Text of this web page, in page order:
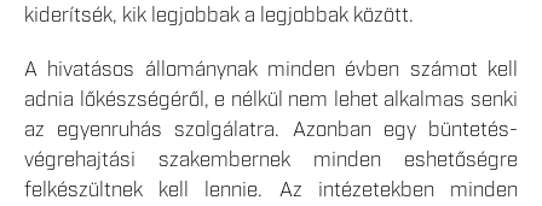
kiderítsék, kik legjobbak a legjobbak között.
A hivatásos állománynak minden évben számot kell
adnia lőkészségéről, e nélkül nem lehet alkalmas senki
az egyenruhás szolgálatra. Azonban egy büntetés-
végrehajtási szakembernek minden eshetőségre
felkészültnek kell lennie. Az intézetekben minden